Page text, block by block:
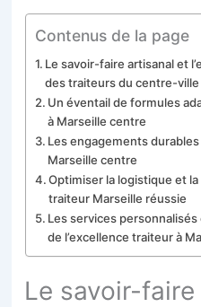
Contenus de la page
Le savoir-faire artisanal et
des traiteurs du centre-ville
Un éventail de formules
à Marseille centre
Les engagements
Marseille centre
Optimiser la logistique et
traiteur Marseille réussie
Les services
de l’excellence traiteur à
Le savoir-